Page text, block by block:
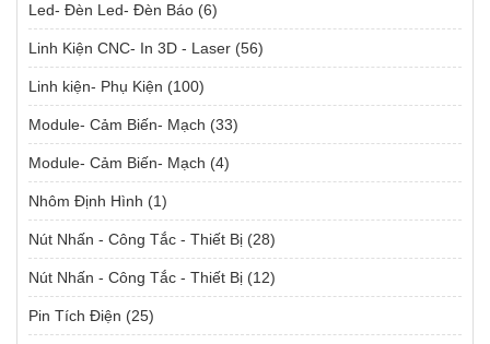
Led- Đèn Led- Đèn Báo (6)
Linh Kiện CNC- In 3D - Laser (56)
Linh kiện- Phụ Kiện (100)
Module- Cảm Biến- Mạch (33)
Module- Cảm Biến- Mạch (4)
Nhôm Định Hình (1)
Nút Nhấn - Công Tắc - Thiết Bị (28)
Nút Nhấn - Công Tắc - Thiết Bị (12)
Pin Tích Điện (25)